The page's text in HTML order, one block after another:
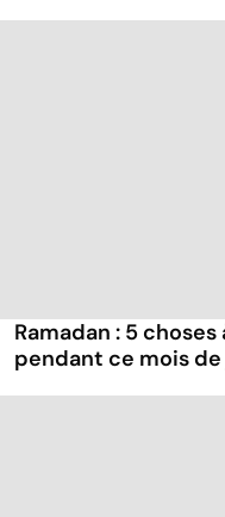
Ramadan : 5
pendant ce mois